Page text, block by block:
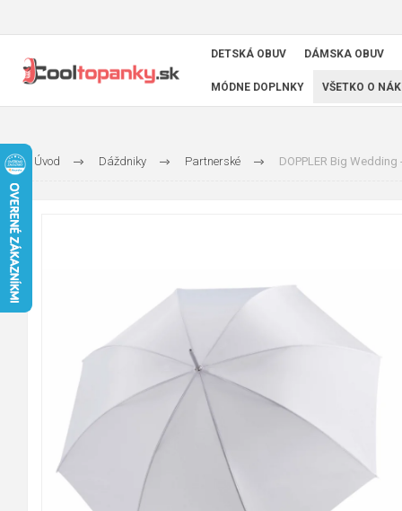
DETSKÁ OBUV DÁMSKA OBUV
MÓDNE DOPLNKY VŠETKO O
Úvod Dáždniky Partnerské DOPPLER Big